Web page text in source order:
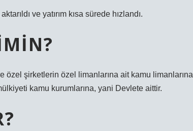
ve yatırım kısa sürede hızlandı.
özel şirketlerin özel limanlarına ait kamu limanlarına
kamu kurumlarına, yani Devlete aittir.